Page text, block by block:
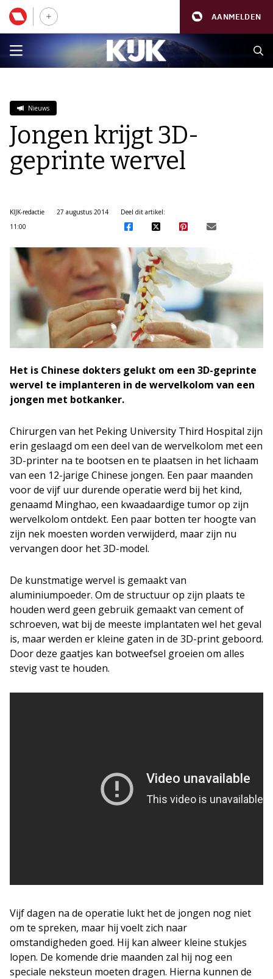
AANMELDEN
Nieuws
Jongen krijgt 3D-
geprinte wervel
KIJK-redactie
27 augustus 2014
11:00
Deel dit artikel:
Het is Chinese dokters gelukt om een 3D-geprinte
wervel te implanteren in de wervelkolom van een
jongen met botkanker.
Chirurgen van het Peking University Third Hospital zijn
erin geslaagd om een deel van de wervelkolom met een
3D-printer na te bootsen en te plaatsen in het lichaam
van een 12-jarige Chinese jongen. Een paar maanden
voor de vijf uur durende operatie werd bij het kind,
genaamd Minghao, een kwaadaardige tumor op zijn
wervelkolom ontdekt. Een paar botten ter hoogte van
zijn nek moesten worden verwijderd, maar zijn nu
vervangen door het 3D-model.
De kunstmatige wervel is gemaakt van
aluminiumpoeder. Om de structuur op zijn plaats te
houden werd geen gebruik gemaakt van cement of
schroeven, wat bij de meeste implantaten wel het geval
is, maar werden er kleine gaten in de 3D-print geboord.
Door deze gaatjes kan botweefsel groeien om alles
stevig vast te houden.
Vijf dagen na de operatie lukt het de jongen nog niet
om te spreken, maar hij voelt zich naar
omstandigheden goed. Hij kan alweer kleine stukjes
lopen. De komende drie maanden zal hij nog een
speciale neksteun moeten dragen. Hierna kunnen de